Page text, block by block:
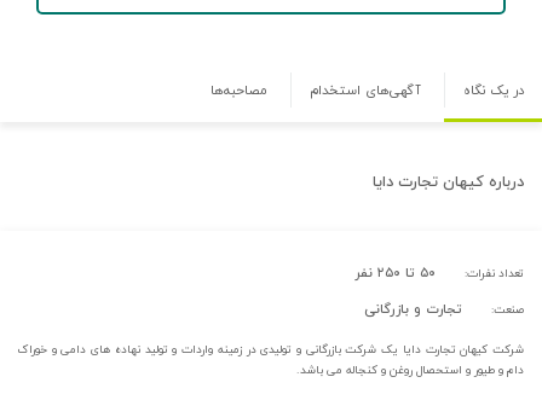
در یک نگاه آگهی‌های استخدام مصاحبه‌ها
درباره کیهان تجارت دایا
تعداد نفرات: ۵۰ تا ۲۵۰ نفر
صنعت: تجارت و بازرگانی
شرکت کیهان تجارت دایا یک شرکت بازرگانی و تولیدی در زمینه واردات و تولید نهاده های دامی و خوراک
دام و طیور و استحصال روغن و کنجاله می باشد.